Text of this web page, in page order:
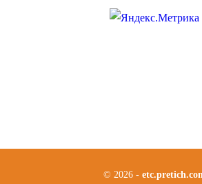
© 2026 -